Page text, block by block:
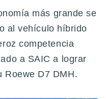
más grande se
al vehículo híbrido
competencia
a SAIC a lograr
Roewe D7 DMH.